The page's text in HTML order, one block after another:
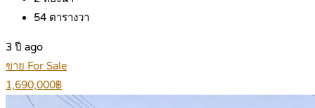
54 ตารางวา
3 ปี ago
ขาย For Sale
1,690,000฿